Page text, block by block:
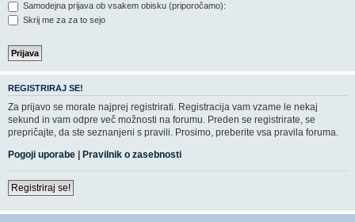
Samodejna prijava ob vsakem obisku (priporočamo):
Skrij me za za to sejo
REGISTRIRAJ SE!
Za prijavo se morate najprej registrirati. Registracija vam vzame le nekaj
sekund in vam odpre več možnosti na forumu. Preden se registrirate, se
prepričajte, da ste seznanjeni s pravili. Prosimo, preberite vsa pravila foruma.
Pogoji uporabe | Pravilnik o zasebnosti
Registriraj se!